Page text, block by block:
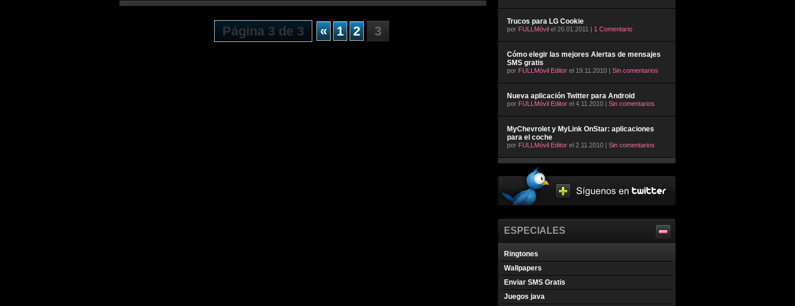
Página 3 de 3 « 1 2 3
Trucos para LG Cookie
por FULLMóvil el 26.01.2011 | 1 Comentario
Cómo elegir las mejores Alertas de mensajes
SMS gratis
por FULLMóvil Editor el 19.11.2010 | Sin comentarios
Nueva aplicación Twitter para Android
por FULLMóvil Editor el 4.11.2010 | Sin comentarios
MyChevrolet y MyLink OnStar: aplicaciones
para el coche
por FULLMóvil Editor el 2.11.2010 | Sin comentarios
ESPECIALES
Ringtones
Wallpapers
Enviar SMS Gratis
Juegos java